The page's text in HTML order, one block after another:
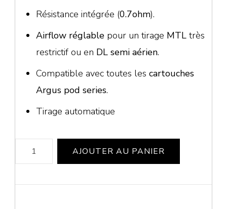
Résistance intégrée (0.7ohm).
Airflow réglablepour un tirage MTLtrès
restrictif ou en DL semi aérien.
Compatible avec toutes les cartouches
Argus pod series.
Tirage automatique
quantité
de
AJOUTER AU PANIER